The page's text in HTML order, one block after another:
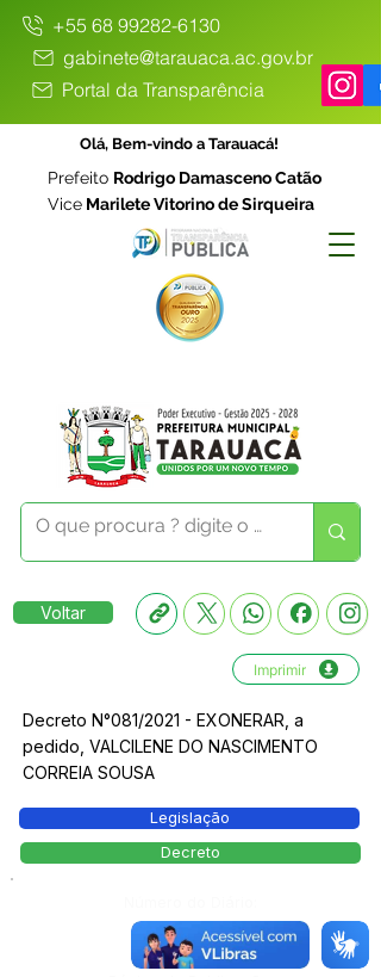
+55 68 99282-6130
gabinete@tarauaca.ac.gov.br
Portal da Transparência
Olá, Bem-vindo a Tarauacá!
Prefeito Rodrigo Damasceno Catão
Vice Marilete Vitorino de Sirqueira
Voltar
Imprimir
Decreto N°081/2021 - EXONERAR, a
pedido, VALCILENE DO NASCIMENTO
CORREIA SOUSA
Legislação
Decreto
13084